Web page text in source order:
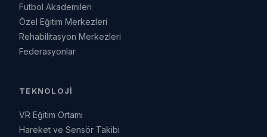
Futbol Akademileri
Özel Eğitim Merkezleri
Rehabilitasyon Merkezleri
Federasyonlar
TEKNOLOJI
VR Eğitim Ortamı
Hareket ve Sensör Takibi